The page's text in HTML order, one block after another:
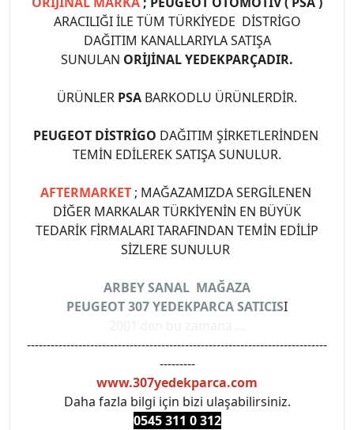
ARACILIĞI İLE TÜM TÜRKİYEDE DİSTRİGO
DAĞITIM KANALLARIYLA SATIŞA
SUNULAN ORİJİNAL YEDEKPARÇADIR.
ÜRÜNLER PSA BARKODLU ÜRÜNLERDİR.
PEUGEOT DİSTRİGO DAĞITIM ŞİRKETLERİNDEN
TEMİN EDİLEREK SATIŞA SUNULUR.
AFTERMARKET ; MAĞAZAMIZDA SERGİLENEN
DİĞER MARKALAR TÜRKİYENİN EN BÜYÜK
TEDARİK FİRMALARI TARAFINDAN TEMİN EDİLİP
SİZLERE SUNULUR
ARBEY SANAL MAĞAZA
PEUGEOT 307 YEDEKPARCA SATICISI
----------------------------------------------------------------------------
---------
www.307yedekparca.com
Daha fazla bilgi için bizi ulaşabilirsiniz.
0545 311 0 312